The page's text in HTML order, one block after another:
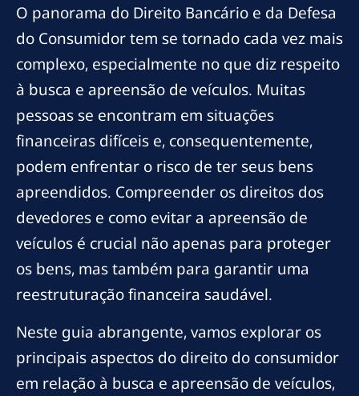
O panorama do Direito Bancário e da Defesa
do Consumidor tem se tornado cada vez mais
complexo, especialmente no que diz respeito
à busca e apreensão de veículos. Muitas
pessoas se encontram em situações
financeiras difíceis e, consequentemente,
podem enfrentar o risco de ter seus bens
apreendidos. Compreender os direitos dos
devedores e como evitar a apreensão de
veículos é crucial não apenas para proteger
os bens, mas também para garantir uma
reestruturação financeira saudável.
Neste guia abrangente, vamos explorar os
principais aspectos do direito do consumidor
em relação à busca e apreensão de veículos,